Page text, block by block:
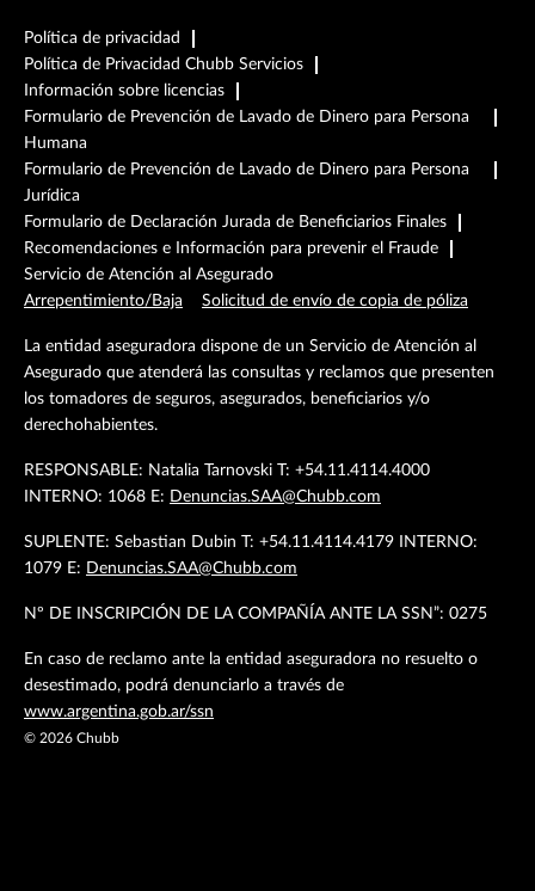
Política de privacidad
Política de Privacidad Chubb Servicios
Información sobre licencias
Formulario de Prevención de Lavado de Dinero para Persona
Humana
Formulario de Prevención de Lavado de Dinero para Persona
Jurídica
Formulario de Declaración Jurada de Beneficiarios Finales
Recomendaciones e Información para prevenir el Fraude
Servicio de Atención al Asegurado
Arrepentimiento/Baja
Solicitud de envío de copia de póliza
La entidad aseguradora dispone de un Servicio de Atención al
Asegurado que atenderá las consultas y reclamos que presenten
los tomadores de seguros, asegurados, beneficiarios y/o
derechohabientes.
RESPONSABLE: Natalia Tarnovski T: +54.11.4114.4000
INTERNO: 1068 E: Denuncias.SAA@Chubb.com
SUPLENTE: Sebastian Dubin T: +54.11.4114.4179 INTERNO:
1079 E: Denuncias.SAA@Chubb.com
Nº DE INSCRIPCIÓN DE LA COMPAÑÍA ANTE LA SSN”: 0275
En caso de reclamo ante la entidad aseguradora no resuelto o
desestimado, podrá denunciarlo a través de
www.argentina.gob.ar/ssn
© 2026 Chubb